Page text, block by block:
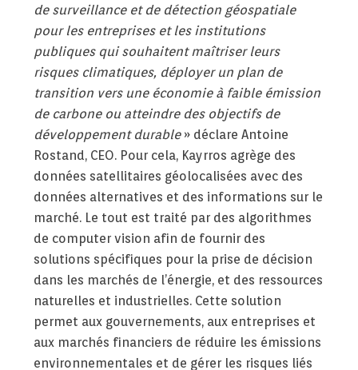
de surveillance et de détection géospatiale
pour les entreprises et les institutions
publiques qui souhaitent maîtriser leurs
risques climatiques, déployer un plan de
transition vers une économie à faible émission
de carbone ou atteindre des objectifs de
développement durable» déclare Antoine
Rostand, CEO. Pour cela, Kayrros agrège des
données satellitaires géolocalisées avec des
données alternatives et des informations sur le
marché. Le tout est traité par des algorithmes
de computer vision afin de fournir des
solutions spécifiques pour la prise de décision
dans les marchés de l’énergie, et des ressources
naturelles et industrielles. Cette solution
permet aux gouvernements, aux entreprises et
aux marchés financiers de réduire les émissions
environnementales et de gérer les risques liés